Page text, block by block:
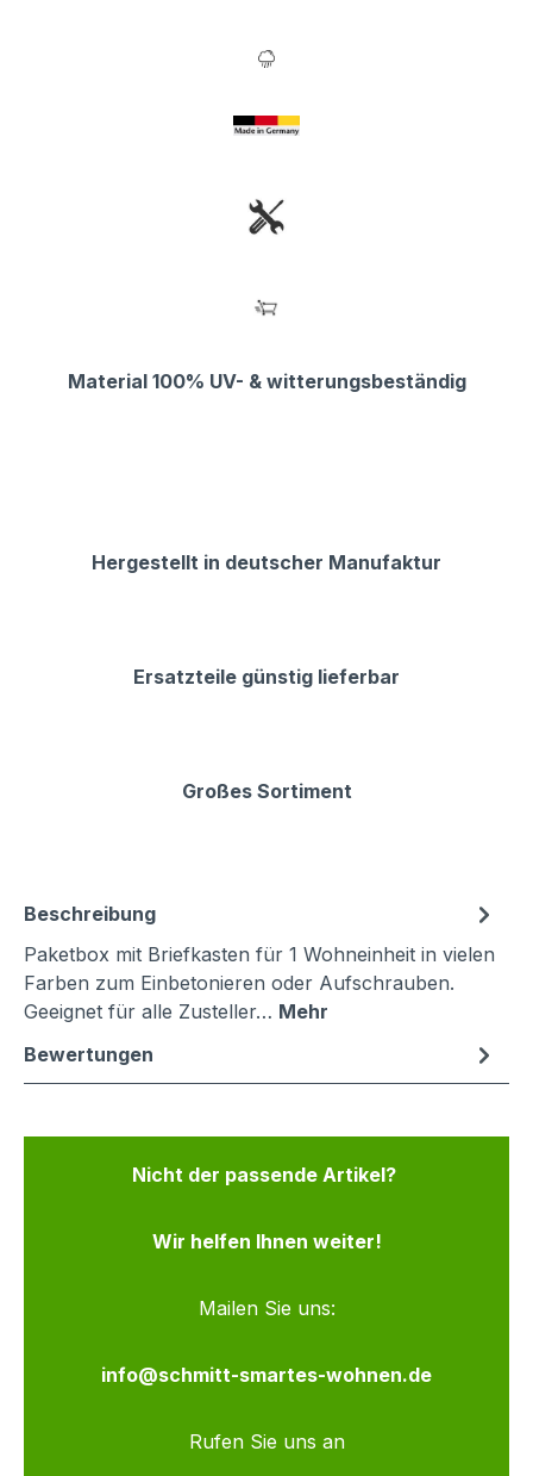
Material 100% UV- & witterungsbeständig
Hergestellt in deutscher Manufaktur
Ersatzteile günstig lieferbar
Großes Sortiment
Beschreibung
Paketbox mit Briefkasten für 1 Wohneinheit in vielen
Farben zum Einbetonieren oder Aufschrauben.
Geeignet für alle Zusteller… Mehr
Bewertungen
Nicht der passende Artikel?
Wir helfen Ihnen weiter!
Mailen Sie uns:
info@schmitt-smartes-wohnen.de
Rufen Sie uns an